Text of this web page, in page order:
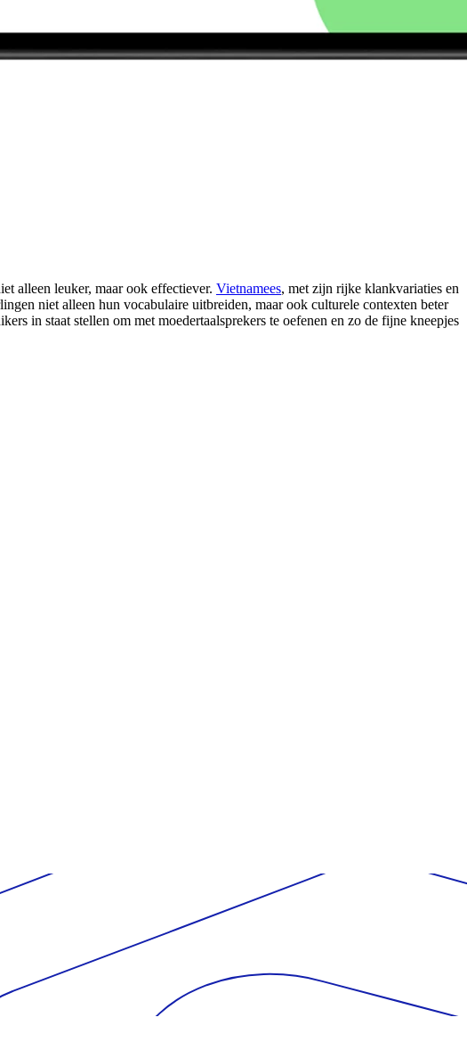
alleen leuker, maar ook effectiever. Vietnamees, met zijn rijke klankvariaties en
niet alleen hun vocabulaire uitbreiden, maar ook culturele contexten beter
in staat stellen om met moedertaalsprekers te oefenen en zo de fijne kneepjes